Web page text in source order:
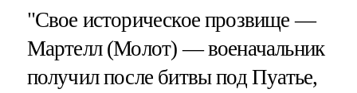
"Свое историческое прозвище —
Мартелл (Молот) — военачальник
получил после битвы под Пуатье,